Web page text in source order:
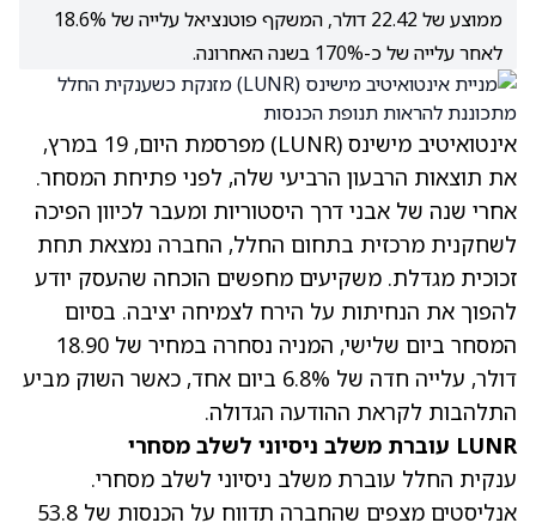
ממוצע של 22.42 דולר, המשקף פוטנציאל עלייה של 18.6%
לאחר עלייה של כ-170% בשנה האחרונה.
אינטואיטיב מישינס (LUNR)
מפרסמת היום, 19 במרץ,
את תוצאות הרבעון הרביעי שלה, לפני פתיחת המסחר.
אחרי שנה של אבני דרך היסטוריות ומעבר לכיוון הפיכה
לשחקנית מרכזית בתחום החלל, החברה נמצאת תחת
זכוכית מגדלת. משקיעים מחפשים הוכחה שהעסק יודע
להפוך את הנחיתות על הירח לצמיחה יציבה. בסיום
המסחר ביום שלישי, המניה נסחרה במחיר של 18.90
דולר, עלייה חדה של 6.8% ביום אחד, כאשר השוק מביע
התלהבות לקראת ההודעה הגדולה.
LUNR עוברת משלב ניסיוני לשלב מסחרי
ענקית החלל עוברת משלב ניסיוני לשלב מסחרי.
אנליסטים מצפים שהחברה תדווח על הכנסות של 53.8